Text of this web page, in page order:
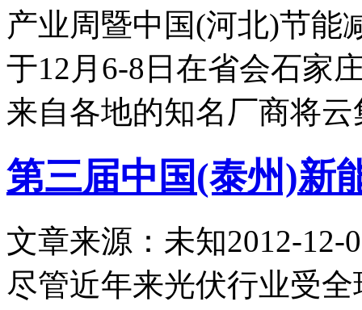
产业周暨中国(河北)节能
于12月6-8日在省会石家
来自各地的知名厂商将云
第三届中国(泰州)新
文章来源：未知2012-12-
尽管近年来光伏行业受